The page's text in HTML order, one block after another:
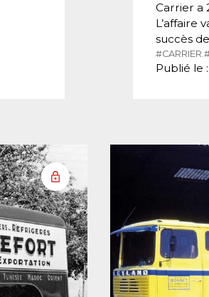
Carrier a
L’affaire
succès
#CARRIER.
Publié le